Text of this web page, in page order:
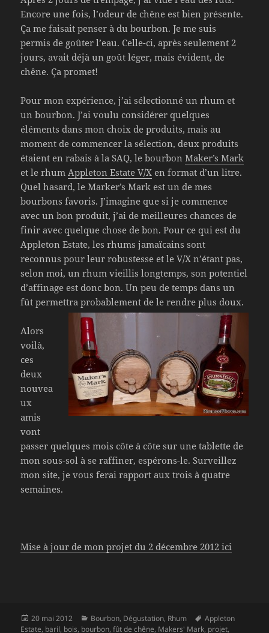
Encore une fois, l’odeur de chêne est bien présente.
Ça me faisait penser à du bourbon. Je me suis
permis de goûter l’eau. Celle-ci, après seulement 2
jours, avait déjà un goût léger, mais évident, de
chêne. Ça promet!
Pour mon expérience, j’ai sélectionné un rhum et
un bourbon. J’ai voulu considérer quelques
éléments dans mon choix de produits, mais au
moment de commencer la sélection, deux produits
étaient en rabais à la SAQ, le bourbonMaker’s Mark
et le rhum Appleton Estate V/X en format d’un litre.
Quel hasard, le Marker’s Mark est un de mes
bourbons favoris. J’imagine que si je commence
avec un bon produit, j’ai de meilleures chances de
finir avec quelque chose de bon. Pour ce qui est du
Appleton Estate, les rhums jamaïcains sont
reconnus pour leur robustesse et le V/X n’étant pas,
selon moi, un rhum vieillis longtemps, son potentiel
d’affinage est donc bon. Un peu de temps dans un
fût permettra probablement de le rendre plus doux.
Alors
voilà,
ces
deux
nouvea
ux
amis
vont
passer quelques mois côte à côte sur une tablette de
mon sous-sol à se raffiner, espérons-le. Surveillez
mon site, je vous ferai rapport aux trois à quatre
semaines.
Mise à jour de mon projet du 2 décembre 2012 ici
Publié
le
20 mai 2012 Catégories
Bourbon, Dégustation, Rhum
Mots-
clés
Appleton
Estate, baril, bois, bourbon,fût de chêne, Makers' Mark, projet,